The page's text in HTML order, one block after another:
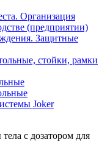
Организация
(предприятии)
Защитные
стойки, рамки
Joker